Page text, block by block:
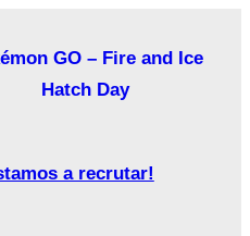
GO – Fire and Ice
Hatch Day
a recrutar!